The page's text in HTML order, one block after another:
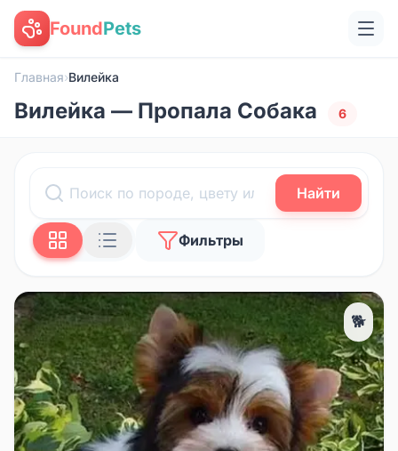
FoundPets
Главная›Вилейка
Вилейка — Пропала Собака 6
Найти
Фильтры
🐕